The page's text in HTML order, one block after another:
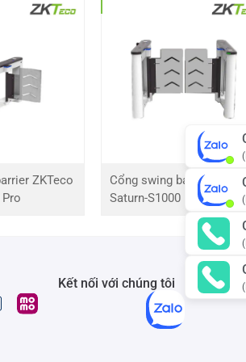
ZKTeco
Cổng swing barrier
Saturn-S1000 Pro
Kết nối với chúng tôi